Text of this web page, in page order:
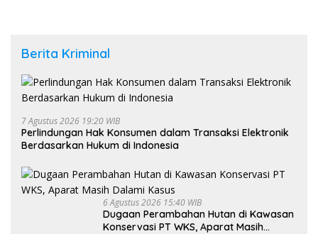
Berita Kriminal
7 Agustus 2026 19:20 WIB
Perlindungan Hak Konsumen dalam Transaksi Elektronik
Berdasarkan Hukum di Indonesia
6 Agustus 2026 15:40 WIB
Dugaan Perambahan Hutan di Kawasan
Konservasi PT WKS, Aparat Masih